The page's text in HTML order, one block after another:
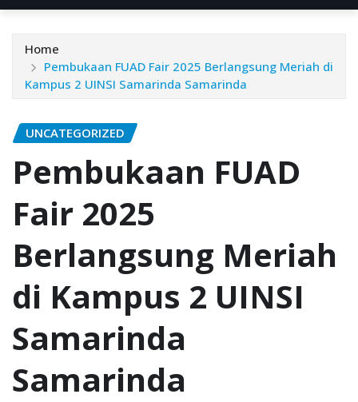
Home
Pembukaan FUAD Fair 2025 Berlangsung Meriah di
Kampus 2 UINSI Samarinda Samarinda
UNCATEGORIZED
Pembukaan FUAD
Fair 2025
Berlangsung Meriah
di Kampus 2 UINSI
Samarinda
Samarinda